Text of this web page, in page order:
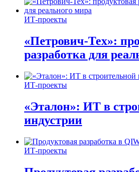
ИТ-проекты
«Петрович-Тех»:
разработка для
ИТ-проекты
«Эталон»: ИТ в
индустрии
ИТ-проекты